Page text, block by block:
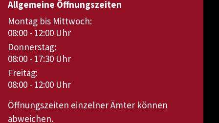
Allgemeine Öffnungszeiten
Montag bis Mittwoch:
08:00 - 12:00 Uhr
Donnerstag:
08:00 - 17:30 Uhr
Freitag:
08:00 - 12:00 Uhr
Öffnungszeiten einzelner Ämter können
abweichen.